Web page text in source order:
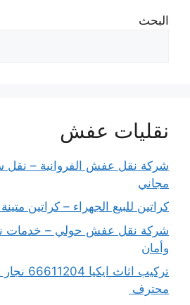
البحث
نقليات عفش
شركة نقل عفش الفروانية – نقل
مجاني
كراتين للبيع الجهراء – كراتين
شركة نقل عفش حولي – خدمات نقل
وأمان
تركيب
محترف